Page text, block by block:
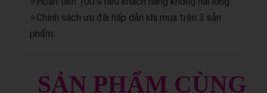
⭐Chính sách ưu đãi hấp dẫn khi mua trên 3 sản
phẩm.
SẢN PHẨM CÙNG